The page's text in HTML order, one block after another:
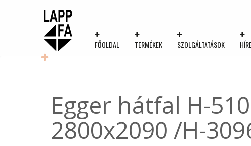
FŐOLDAL TERMÉKEK SZOLGÁLTATÁSOK
Egger hátfal H-
2800x2090 /H-